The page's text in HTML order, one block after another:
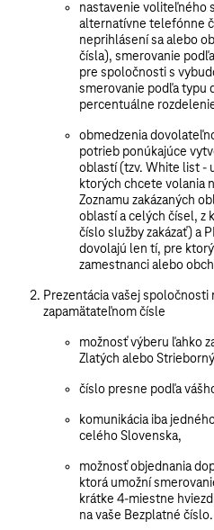
nastavenie voliteľného
alternatívne telefónne
neprihlásení sa alebo
čísla), smerovanie
pre spoločnosti s
smerovanie podľa typu
percentuálne
obmedzenia
potrieb ponúkajúce
oblastí (tzv. White list-
ktorých chcete volania
Zoznamu zakázaných
oblastí a celých čísel, z
číslo služby zakázať) a
dovolajú len tí, pre
zamestnanci alebo
Prezentácia vašej spoločnosti
zapamätateľnom čísle
možnosť výberu ľahko
Zlatých alebo
číslo presne podľa
komunikácia iba
celého Slovenska,
možnosť objednania
ktorá umožní
krátke 4-miestne
na vaše Bezplatné číslo.